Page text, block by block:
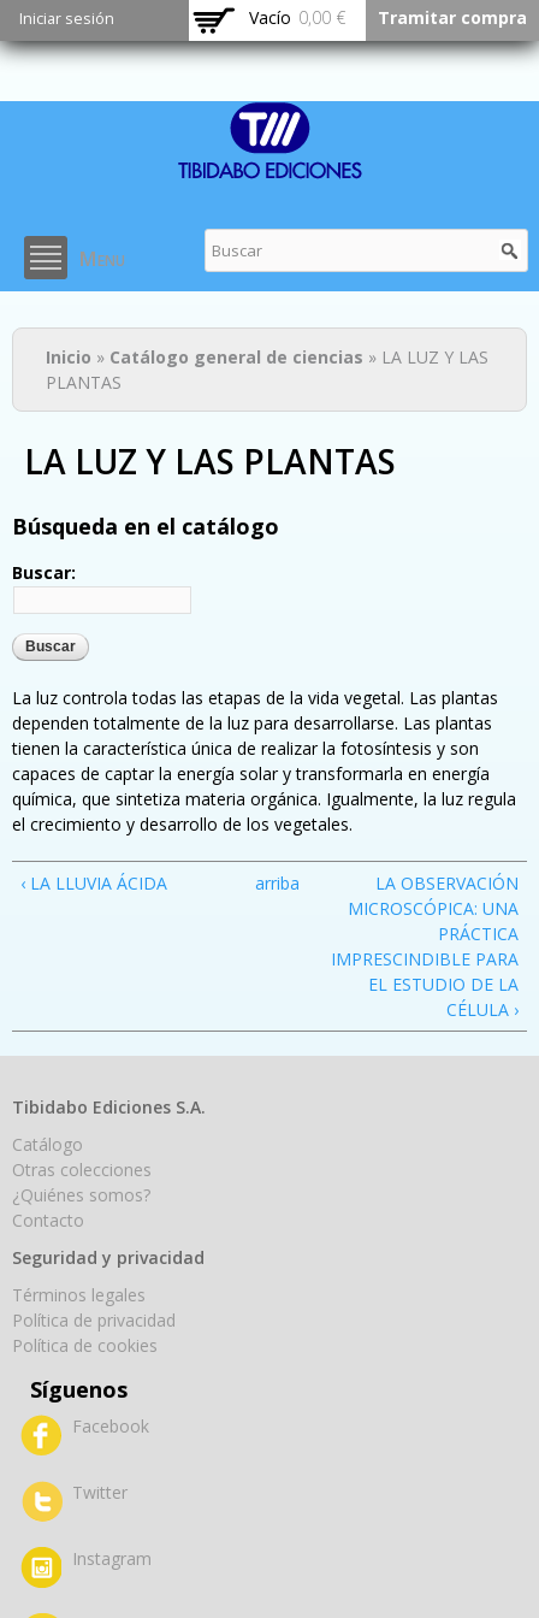
Pasar al
contenido
principal
Iniciar sesión Vacío 0,00 € Tramitar compra
Menu
Usted está aquí
Inicio » Catálogo general de ciencias » LA LUZ Y LAS
PLANTAS
LA LUZ Y LAS PLANTAS
Búsqueda en el catálogo
Buscar:
La luz controla todas las etapas de la vida vegetal. Las plantas
dependen totalmente de la luz para desarrollarse. Las plantas
tienen la característica única de realizar la fotosíntesis y son
capaces de captar la energía solar y transformarla en energía
química, que sintetiza materia orgánica. Igualmente, la luz regula
el crecimiento y desarrollo de los vegetales.
‹ LA LLUVIA ÁCIDA arriba
LA OBSERVACIÓN
MICROSCÓPICA: UNA
PRÁCTICA
IMPRESCINDIBLE PARA
EL ESTUDIO DE LA
CÉLULA ›
Tibidabo Ediciones S.A.
Catálogo
Otras colecciones
¿Quiénes somos?
Contacto
Seguridad y privacidad
Términos legales
Política de privacidad
Política de cookies
Síguenos
Facebook
Twitter
Instagram